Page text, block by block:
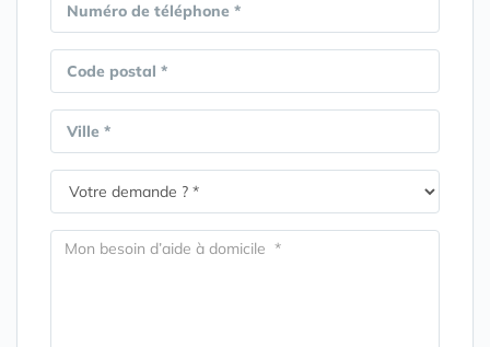
Numéro de téléphone *
Code postal *
Ville *